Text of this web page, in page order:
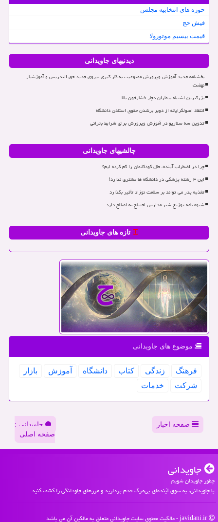
حوزه های انتخابیه مجلس
فیش حج
قیمت بیسیم موتورولا
دیدنیهای جاویدانی
بخشنامه جدید آموزش وپرورش ممنوعیت به کار گیری نیروی جدید حق التدریس و آموزشیار
نهضت
بزرگترین اشتباه بیماران دچار فشارخون بالا
انتقاد اصولگرایانه از دوبرابرشدن حقوق استادن دانشگاه
تدوین سه سناریو در آموزش وپرورش برای شرایط بحرانی
چالشیهای جاویدانی
چرا در اضطراب آینده، حال کودکانمان را گم کرده ایم؟
این ۳ رشته پزشکی در دانشگاه ها مشتری ندارد!
تغذیه پدر می تواند بر سلامت نوزاد تأثیر بگذارد
شیوه نامه توزیع شیر مدارس احتیاج به اصلاح دارد
تازه های جاویدانی
موضوع های جاویدانی
فرهنگ زندگی كتاب دانشگاه آموزش
بازار
شركت
خدمات
صفحه اخبار
جاویدانی :
صفحه اصلی
جاویدانی
چطور جاویدان شویم
با جاویدانی، به سوی آینده‌ای بی‌مرگ قدم بردارید و مرزهای جاودانگی را کشف کنید